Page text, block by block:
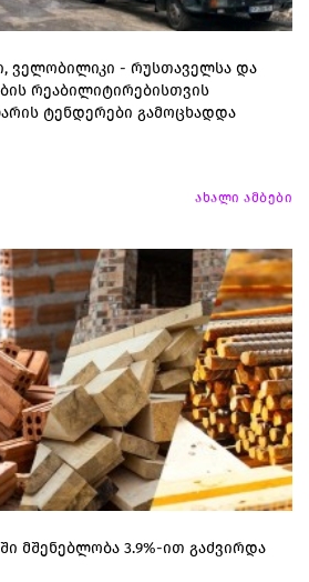
ველობილიკი - რუსთაველსა და
რეაბილიტირებისთვის
ტენდერები გამოცხადდა
ახალი ამბები
მშენებლობა 3.9%-ით გაძვირდა